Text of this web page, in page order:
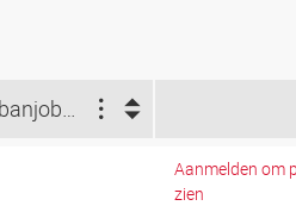
voor banjobout
Aanmelden om
zien